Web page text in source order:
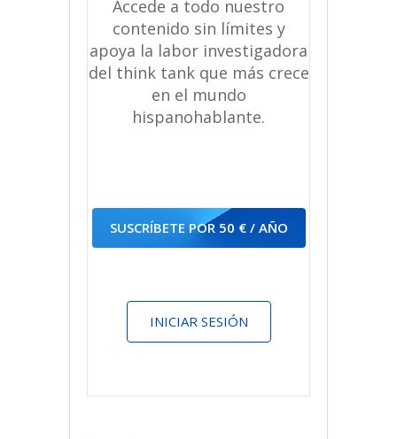
Accede a todo nuestro
contenido sin límites y
apoya la labor investigadora
del think tank que más crece
en el mundo
hispanohablante.
SUSCRÍBETE POR 50 € / AÑO
INICIAR SESIÓN